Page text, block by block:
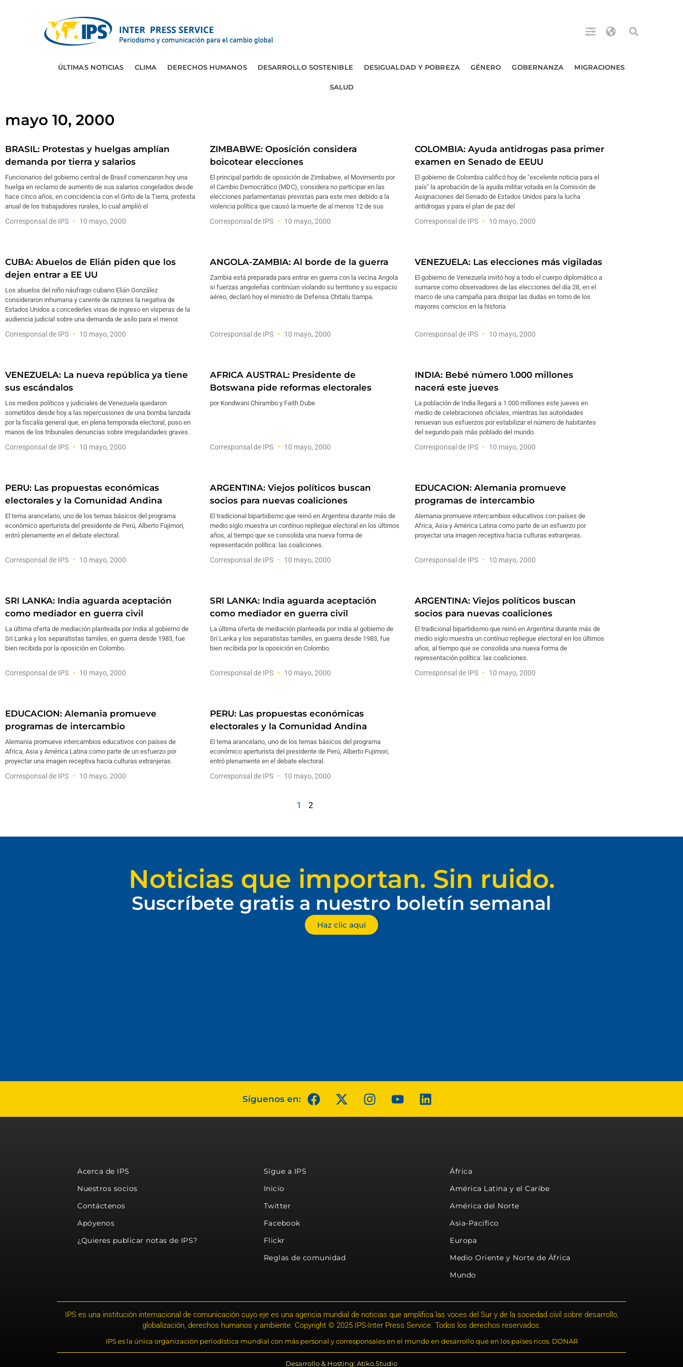
ÚLTIMAS NOTICIAS CLIMA DERECHOS HUMANOS DESARROLLO SOSTENIBLE DESIGUALDAD Y POBREZA GÉNERO GOBERNANZA MIGRACIONES
SALUD
mayo 10, 2000
BRASIL: Protestas y huelgas amplían
demanda por tierra y salarios
Funcionarios del gobierno central de Brasil comenzaron hoy una
huelga en reclamo de aumento de sus salarios congelados desde
hace cinco años, en coincidencia con el Grito de la Tierra, protesta
anual de los trabajadores rurales, lo cual amplió el
Corresponsal de IPS 10 mayo, 2000
ZIMBABWE: Oposición considera
boicotear elecciones
El principal partido de oposición de Zimbabwe, el Movimiento por
el Cambio Democrático (MDC), considera no participar en las
elecciones parlamentarias previstas para este mes debido a la
violencia política que causó la muerte de al menos 12 de sus
Corresponsal de IPS 10 mayo, 2000
COLOMBIA: Ayuda antidrogas pasa primer
examen en Senado de EEUU
El gobierno de Colombia calificó hoy de "excelente noticia para el
país" la aprobación de la ayuda militar votada en la Comisión de
Asignaciones del Senado de Estados Unidos para la lucha
antidrogas y para el plan de paz del
Corresponsal de IPS 10 mayo, 2000
CUBA: Abuelos de Elián piden que los
dejen entrar a EE UU
Los abuelos del niño náufrago cubano Elián González
consideraron inhumana y carente de razones la negativa de
Estados Unidos a concederles visas de ingreso en vísperas de la
audiencia judicial sobre una demanda de asilo para el menor.
Corresponsal de IPS 10 mayo, 2000
ANGOLA-ZAMBIA: Al borde de la guerra
Zambia está preparada para entrar en guerra con la vecina Angola
si fuerzas angoleñas continúan violando su territorio y su espacio
aéreo, declaró hoy el ministro de Defensa Chitalu Sampa.
Corresponsal de IPS 10 mayo, 2000
VENEZUELA: Las elecciones más vigiladas
El gobierno de Venezuela invitó hoy a todo el cuerpo diplomático a
sumarse como observadores de las elecciones del día 28, en el
marco de una campaña para disipar las dudas en torno de los
mayores comicios en la historia
Corresponsal de IPS 10 mayo, 2000
VENEZUELA: La nueva república ya tiene
sus escándalos
Los medios políticos y judiciales de Venezuela quedaron
sometidos desde hoy a las repercusiones de una bomba lanzada
por la fiscalía general que, en plena temporada electoral, puso en
manos de los tribunales denuncias sobre irregularidades graves.
Corresponsal de IPS 10 mayo, 2000
AFRICA AUSTRAL: Presidente de
Botswana pide reformas electorales
por Kondwani Chirambo y Faith Dube
Corresponsal de IPS 10 mayo, 2000
INDIA: Bebé número 1.000 millones
nacerá este jueves
La población de India llegará a 1.000 millones este jueves en
medio de celebraciones oficiales, mientras las autoridades
renuevan sus esfuerzos por estabilizar el número de habitantes
del segundo país más poblado del mundo.
Corresponsal de IPS 10 mayo, 2000
PERU: Las propuestas económicas
electorales y la Comunidad Andina
El tema arancelario, uno de los temas básicos del programa
económico aperturista del presidente de Perú, Alberto Fujimori,
entró plenamente en el debate electoral.
Corresponsal de IPS 10 mayo, 2000
ARGENTINA: Viejos políticos buscan
socios para nuevas coaliciones
El tradicional bipartidismo que reinó en Argentina durante más de
medio siglo muestra un contínuo repliegue electoral en los últimos
años, al tiempo que se consolida una nueva forma de
representación política: las coaliciones.
Corresponsal de IPS 10 mayo, 2000
EDUCACION: Alemania promueve
programas de intercambio
Alemania promueve intercambios educativos con países de
Africa, Asia y América Latina como parte de un esfuerzo por
proyectar una imagen receptiva hacia culturas extranjeras.
Corresponsal de IPS 10 mayo, 2000
SRI LANKA: India aguarda aceptación
como mediador en guerra civil
La última oferta de mediación planteada por India al gobierno de
Sri Lanka y los separatistas tamiles, en guerra desde 1983, fue
bien recibida por la oposición en Colombo.
Corresponsal de IPS 10 mayo, 2000
SRI LANKA: India aguarda aceptación
como mediador en guerra civil
La última oferta de mediación planteada por India al gobierno de
Sri Lanka y los separatistas tamiles, en guerra desde 1983, fue
bien recibida por la oposición en Colombo.
Corresponsal de IPS 10 mayo, 2000
ARGENTINA: Viejos políticos buscan
socios para nuevas coaliciones
El tradicional bipartidismo que reinó en Argentina durante más de
medio siglo muestra un contínuo repliegue electoral en los últimos
años, al tiempo que se consolida una nueva forma de
representación política: las coaliciones.
Corresponsal de IPS 10 mayo, 2000
EDUCACION: Alemania promueve
programas de intercambio
Alemania promueve intercambios educativos con países de
Africa, Asia y América Latina como parte de un esfuerzo por
proyectar una imagen receptiva hacia culturas extranjeras.
Corresponsal de IPS 10 mayo, 2000
PERU: Las propuestas económicas
electorales y la Comunidad Andina
El tema arancelario, uno de los temas básicos del programa
económico aperturista del presidente de Perú, Alberto Fujimori,
entró plenamente en el debate electoral.
Corresponsal de IPS 10 mayo, 2000
1 2
Noticias que importan. Sin ruido.
Suscríbete gratis a nuestro boletín semanal
Haz clic aquí
Síguenos en:
Acerca de IPS
Nuestros socios
Contáctenos
Apóyenos
¿Quieres publicar notas de IPS?
Sigue a IPS
Inicio
Twitter
Facebook
Flickr
Reglas de comunidad
África
América Latina y el Caribe
América del Norte
Asia-Pacífico
Europa
Medio Oriente y Norte de África
Mundo
IPS es una institución internacional de comunicación cuyo eje es una agencia mundial de noticias que amplifica las voces del Sur y de la sociedad civil sobre desarrollo,
globalización, derechos humanos y ambiente. Copyright © 2025 IPS-Inter Press Service. Todos los derechos reservados.
IPS es la única organización periodística mundial con más personal y corresponsales en el mundo en desarrollo que en los países ricos. DONAR
Desarrollo & Hosting: Atiko.Studio